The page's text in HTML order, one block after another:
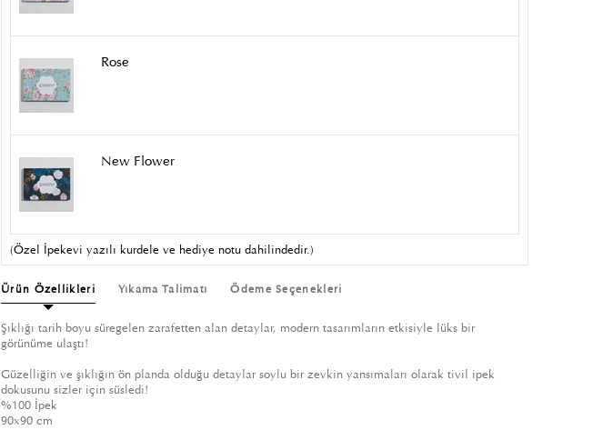
Rose
New Flower
(Özel İpekevi yazılı kurdele ve hediye notu dahilindedir.)
Ürün Özellikleri Yıkama Talimatı Ödeme Seçenekleri
Şıklığı tarih boyu süregelen zarafetten alan detaylar, modern tasarımların etkisiyle lüks bir
görünüme ulaştı!
Güzelliğin ve şıklığın ön planda olduğu detaylar soylu bir zevkin yansımaları olarak tivil ipek
dokusunu sizler için süsledi!
%100 İpek
90x90 cm